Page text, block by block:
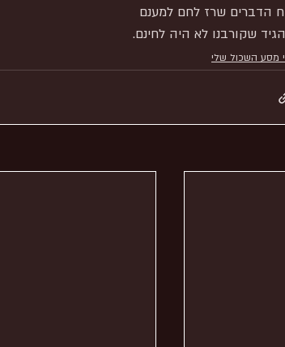
הדברים שרז לחם למענם
שקורבנו לא היה לחינם.
מסע השכול שלי